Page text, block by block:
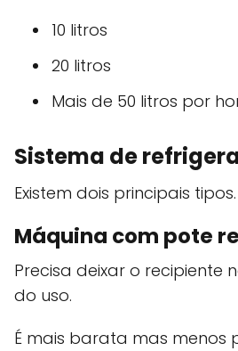
10 litros
20 litros
Mais de 50 litros por
Sistema de
Existem dois principais tipos.
Máquina com pote
Precisa deixar o recipiente
do uso.
É mais barata mas menos